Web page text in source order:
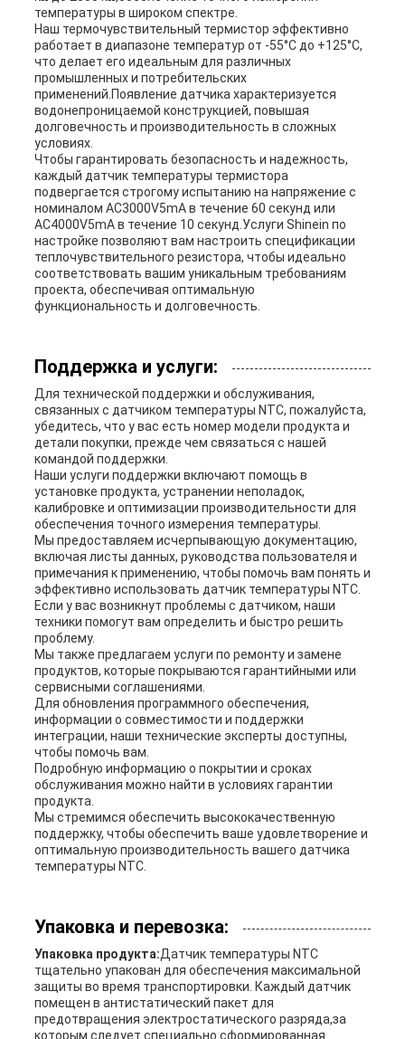
температуры в широком спектре.
Наш термочувствительный термистор эффективно
работает в диапазоне температур от -55°C до +125°C,
что делает его идеальным для различных
промышленных и потребительских
применений.Появление датчика характеризуется
водонепроницаемой конструкцией, повышая
долговечность и производительность в сложных
условиях.
Чтобы гарантировать безопасность и надежность,
каждый датчик температуры термистора
подвергается строгому испытанию на напряжение с
номиналом AC3000V5mA в течение 60 секунд или
AC4000V5mA в течение 10 секунд.Услуги Shinein по
настройке позволяют вам настроить спецификации
теплочувствительного резистора, чтобы идеально
соответствовать вашим уникальным требованиям
проекта, обеспечивая оптимальную
функциональность и долговечность.
Поддержка и услуги:
Для технической поддержки и обслуживания,
связанных с датчиком температуры NTC, пожалуйста,
убедитесь, что у вас есть номер модели продукта и
детали покупки, прежде чем связаться с нашей
командой поддержки.
Наши услуги поддержки включают помощь в
установке продукта, устранении неполадок,
калибровке и оптимизации производительности для
обеспечения точного измерения температуры.
Мы предоставляем исчерпывающую документацию,
включая листы данных, руководства пользователя и
примечания к применению, чтобы помочь вам понять и
эффективно использовать датчик температуры NTC.
Если у вас возникнут проблемы с датчиком, наши
техники помогут вам определить и быстро решить
проблему.
Мы также предлагаем услуги по ремонту и замене
продуктов, которые покрываются гарантийными или
сервисными соглашениями.
Для обновления программного обеспечения,
информации о совместимости и поддержки
интеграции, наши технические эксперты доступны,
чтобы помочь вам.
Подробную информацию о покрытии и сроках
обслуживания можно найти в условиях гарантии
продукта.
Мы стремимся обеспечить высококачественную
поддержку, чтобы обеспечить ваше удовлетворение и
оптимальную производительность вашего датчика
температуры NTC.
Упаковка и перевозка:
Упаковка продукта:Датчик температуры NTC
тщательно упакован для обеспечения максимальной
защиты во время транспортировки. Каждый датчик
помещен в антистатический пакет для
предотвращения электростатического разряда,за
которым следует специально сформированная